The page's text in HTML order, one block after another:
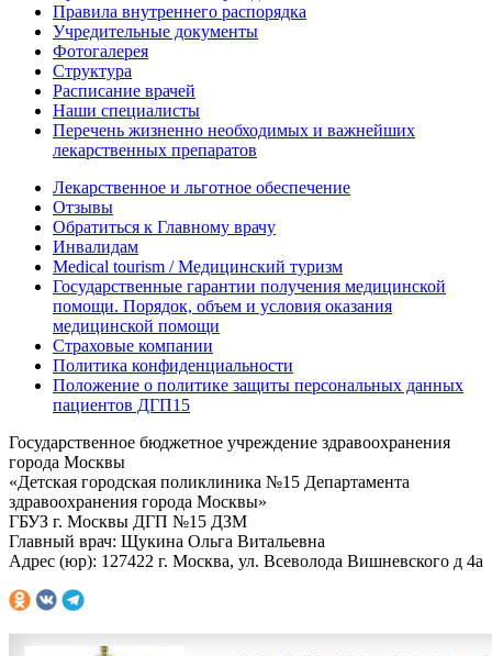
Правила внутреннего распорядка
Учредительные документы
Фотогалерея
Структура
Расписание врачей
Наши специалисты
Перечень жизненно необходимых и важнейших
лекарственных препаратов
Лекарственное и льготное обеспечение
Отзывы
Обратиться к Главному врачу
Инвалидам
Medical tourism / Медицинский туризм
Государственные гарантии получения медицинской
помощи. Порядок, объем и условия оказания
медицинской помощи
Страховые компании
Политика конфиденциальности
Положение о политике защиты персональных данных
пациентов ДГП15
Государственное бюджетное учреждение здравоохранения
города Москвы
«Детская городская поликлиника №15 Департамента
здравоохранения города Москвы»
ГБУЗ г. Москвы ДГП №15 ДЗМ
Главный врач: Щукина Ольга Витальевна
Адрес (юр): 127422 г. Москва, ул. Всеволода Вишневского д 4а